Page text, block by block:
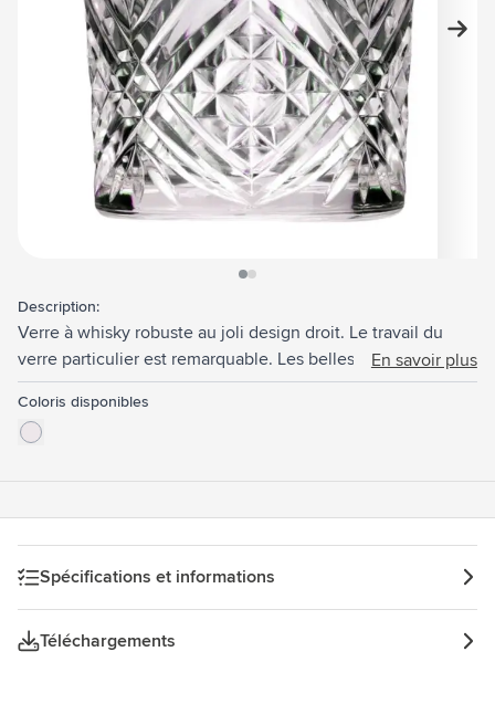
Description:
Verre à whisky robuste au joli design droit. Le travail du
verre particulier est remarquable. Les belles textures
donnent au verre une apparence classique et robuste.
Convient également pour verser de l'eau et des cocktails.
Capacité 300 ml. Fabriquée en Europe.
En savoir plus
Coloris disponibles
Spécifications et informations
Téléchargements